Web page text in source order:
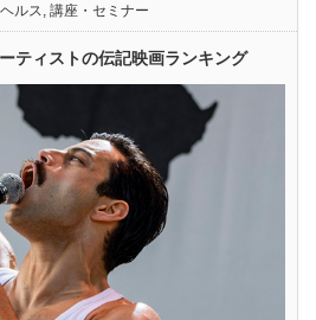
ルス 講座・セミナー
ティストの伝記映画ランキング